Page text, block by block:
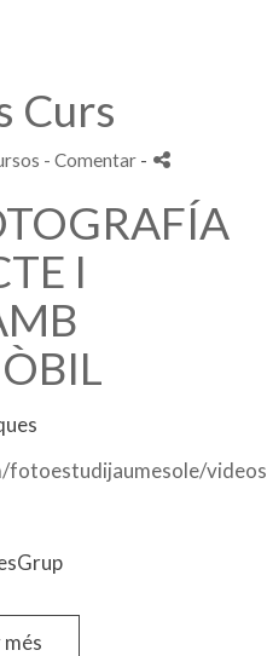
Curs
- Comentar -
I
fotoestudijaumesole/